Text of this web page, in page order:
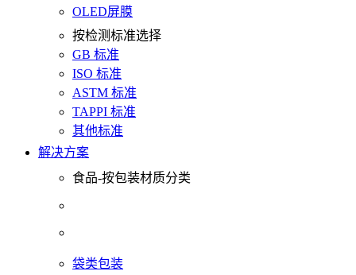
OLED屏膜
按检测标准选择
GB 标准
ISO 标准
ASTM 标准
TAPPI 标准
其他标准
解决方案
食品-按包装材质分类
袋类包装